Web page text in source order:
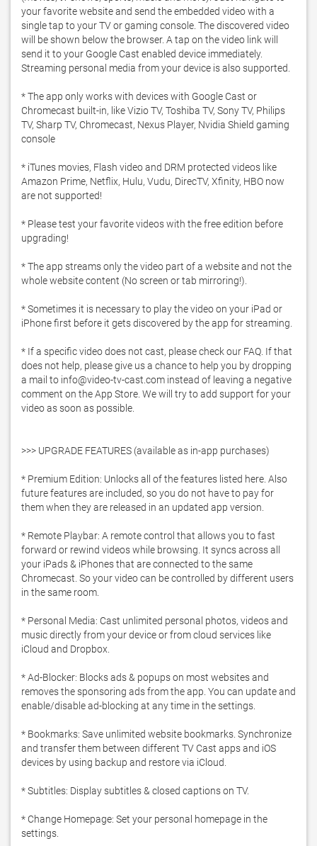
your favorite website and send the embedded video with a
single tap to your TV or gaming console. The discovered video
will be shown below the browser. A tap on the video link will
send it to your Google Cast enabled device immediately.
Streaming personal media from your device is also supported.
* The app only works with devices with Google Cast or
Chromecast built-in, like Vizio TV, Toshiba TV, Sony TV, Philips
TV, Sharp TV, Chromecast, Nexus Player, Nvidia Shield gaming
console
* iTunes movies, Flash video and DRM protected videos like
Amazon Prime, Netflix, Hulu, Vudu, DirecTV, Xfinity, HBO now
are not supported!
* Please test your favorite videos with the free edition before
upgrading!
* The app streams only the video part of a website and not the
whole website content (No screen or tab mirroring!).
* Sometimes it is necessary to play the video on your iPad or
iPhone first before it gets discovered by the app for streaming.
* If a specific video does not cast, please check our FAQ. If that
does not help, please give us a chance to help you by dropping
a mail to info@video-tv-cast.com instead of leaving a negative
comment on the App Store. We will try to add support for your
video as soon as possible.
>>> UPGRADE FEATURES (available as in-app purchases)
* Premium Edition: Unlocks all of the features listed here. Also
future features are included, so you do not have to pay for
them when they are released in an updated app version.
* Remote Playbar: A remote control that allows you to fast
forward or rewind videos while browsing. It syncs across all
your iPads & iPhones that are connected to the same
Chromecast. So your video can be controlled by different users
in the same room.
* Personal Media: Cast unlimited personal photos, videos and
music directly from your device or from cloud services like
iCloud and Dropbox.
* Ad-Blocker: Blocks ads & popups on most websites and
removes the sponsoring ads from the app. You can update and
enable/disable ad-blocking at any time in the settings.
* Bookmarks: Save unlimited website bookmarks. Synchronize
and transfer them between different TV Cast apps and iOS
devices by using backup and restore via iCloud.
* Subtitles: Display subtitles & closed captions on TV.
* Change Homepage: Set your personal homepage in the
settings.